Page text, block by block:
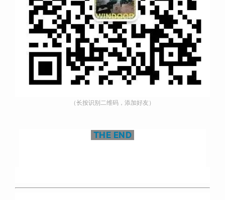
（长按识别二维码，添加好友）
THE END